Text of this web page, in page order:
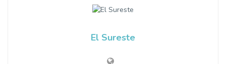
El Sureste